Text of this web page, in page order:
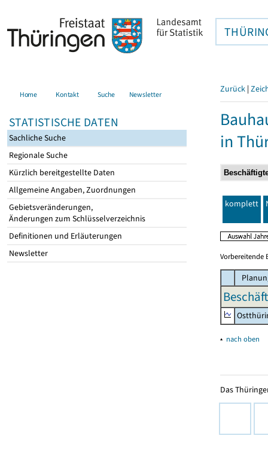
Home Kontakt Suche Newsletter
STATISTISCHE DATEN
Sachliche Suche
Regionale Suche
Kürzlich bereitgestellte Daten
Allgemeine Angaben, Zuordnungen
Gebietsveränderungen,
Änderungen zum Schlüsselverzeichnis
Definitionen und Erläuterungen
Newsletter
Zurück |
in
komplett
Vorbereitende
▴ nach oben
Das